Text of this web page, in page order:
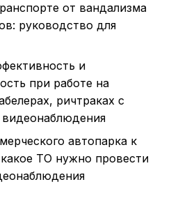
от вандализма
руководство для
и
при работе на
ричтраках с
автопарка к
ТО нужно провести